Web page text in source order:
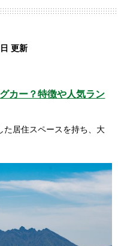
更新
カー？特徴や人気ラン
た居住スペースを持ち、大